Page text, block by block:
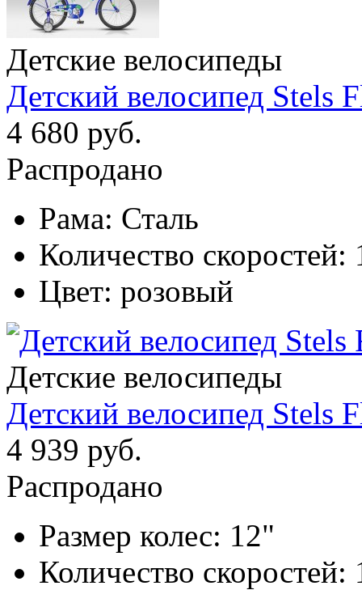
Детские велосипеды
Детский велосипед Stels
4 680 руб.
Распродано
Рама: Сталь
Количество скоростей:
Цвет: розовый
Детские велосипеды
Детский велосипед Stels
4 939 руб.
Распродано
Размер колес: 12"
Количество скоростей: